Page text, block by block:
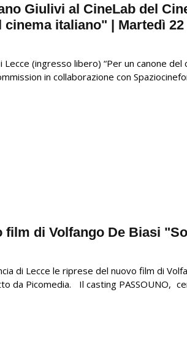
Giulivi al CineLab del
italiano" | Martedì 22
(ingresso libero) “Per un canone del
in collaborazione con
di Volfango De Biasi
di Lecce le riprese del nuovo film di
da Picomedia. Il casting PASSOUNO,